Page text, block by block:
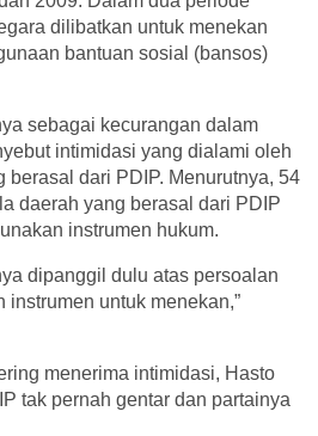
dilibatkan untuk menekan
bantuan sosial (bansos)
sebagai kecurangan dalam
intimidasi yang dialami oleh
berasal dari PDIP. Menurutnya, 54
daerah yang berasal dari PDIP
instrumen hukum.
dipanggil dulu atas persoalan
instrumen untuk menekan,”
menerima intimidasi, Hasto
tak pernah gentar dan partainya